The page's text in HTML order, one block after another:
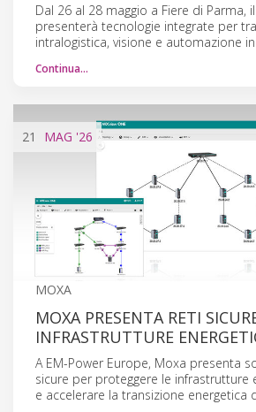
Dal 26 al 28 maggio a Fiere di Parma,
presenterà tecnologie integrate per
intralogistica, visione e automazione
Continua…
21 MAG '26
MOXA
MOXA PRESENTA RETI
INFRASTRUTTURE
A EM-Power Europe, Moxa presenta
sicure per proteggere le infrastrutture
e accelerare la transizione energetica